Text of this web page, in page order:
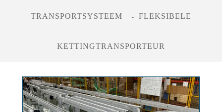
TRANSPORTSYSTEEM FLEKSIBELE
KETTINGTRANSPORTEUR